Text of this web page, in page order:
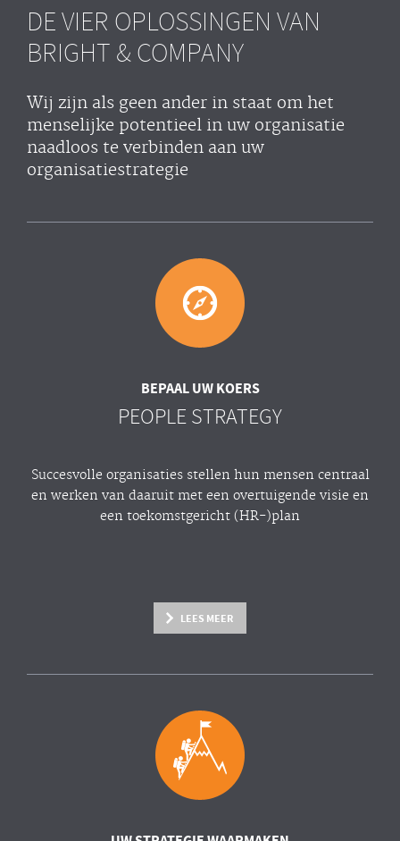
DE VIER OPLOSSINGEN VAN
BRIGHT & COMPANY
Wij zijn als geen ander in staat om het
menselijke potentieel in uw organisatie
naadloos te verbinden aan uw
organisatiestrategie
BEPAAL UW KOERS
PEOPLE STRATEGY
Succesvolle organisaties stellen hun mensen centraal
en werken van daaruit met een overtuigende visie en
een toekomstgericht (HR-)plan
LEES MEER